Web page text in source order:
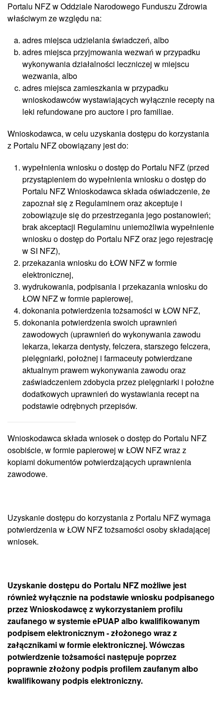
Portalu NFZ w Oddziale Narodowego Funduszu Zdrowia
właściwym ze względu na:
adres miejsca udzielania świadczeń, albo
adres miejsca przyjmowania wezwań w przypadku
wykonywania działalności leczniczej w miejscu
wezwania, albo
adres miejsca zamieszkania w przypadku
wnioskodawców wystawiających wyłącznie recepty na
leki refundowane pro auctore i pro familiae.
Wnioskodawca, w celu uzyskania dostępu do korzystania
z Portalu NFZ obowiązany jest do:
wypełnienia wniosku o dostęp do Portalu NFZ (przed
przystąpieniem do wypełnienia wniosku o dostęp do
Portalu NFZ Wnioskodawca składa oświadczenie, że
zapoznał się z Regulaminem oraz akceptuje i
zobowiązuje się do przestrzegania jego postanowień;
brak akceptacji Regulaminu uniemożliwia wypełnienie
wniosku o dostęp do Portalu NFZ oraz jego rejestrację
w SI NFZ),
przekazania wniosku do ŁOW NFZ w formie
elektronicznej,
wydrukowania, podpisania i przekazania wniosku do
ŁOW NFZ w formie papierowej,
dokonania potwierdzenia tożsamości w ŁOW NFZ,
dokonania potwierdzenia swoich uprawnień
zawodowych (uprawnień do wykonywania zawodu
lekarza, lekarza dentysty, felczera, starszego felczera,
pielęgniarki, położnej i farmaceuty potwierdzane
aktualnym prawem wykonywania zawodu oraz
zaświadczeniem zdobycia przez pielęgniarki i położne
dodatkowych uprawnień do wystawiania recept na
podstawie odrębnych przepisów.
Wnioskodawca składa wniosek o dostęp do Portalu NFZ
osobiście, w formie papierowej w ŁOW NFZ wraz z
kopiami dokumentów potwierdzających uprawnienia
zawodowe.
Uzyskanie dostępu do korzystania z Portalu NFZ wymaga
potwierdzenia w ŁOW NFZ tożsamości osoby składającej
wniosek.
Uzyskanie dostępu do Portalu NFZ możliwe jest
również wyłącznie na podstawie wniosku podpisanego
przez Wnioskodawcę z wykorzystaniem profilu
zaufanego w systemie ePUAP albo kwalifikowanym
podpisem elektronicznym - złożonego wraz z
załącznikami w formie elektronicznej. Wówczas
potwierdzenie tożsamości następuje poprzez
poprawnie złożony podpis profilem zaufanym albo
kwalifikowany podpis elektroniczny.